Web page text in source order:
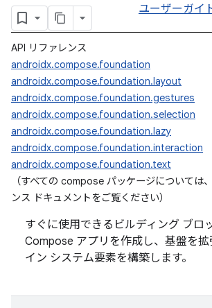
ユーザーガイ
API リファレンス
androidx.compose.foundation
androidx.compose.foundation.layout
androidx.compose.foundation.gestures
androidx.compose.foundation.selection
androidx.compose.foundation.lazy
androidx.compose.foundation.interaction
androidx.compose.foundation.text
（すべての compose パッケージについては
ンス ドキュメントをご覧ください）
すぐに使用できるビルディング ブロ
Compose アプリを作成し、基盤を
イン システム要素を構築します。